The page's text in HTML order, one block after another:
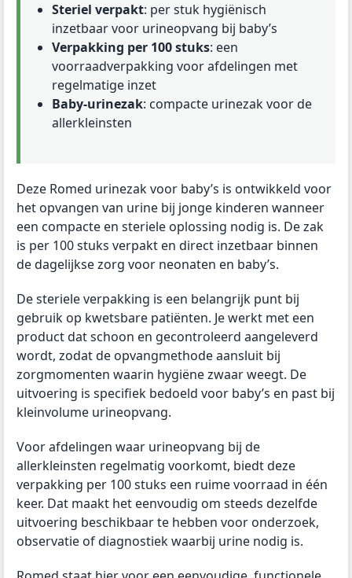
Steriel verpakt: per stuk hygiënisch
inzetbaar voor urineopvang bij baby’s
Verpakking per 100 stuks: een
voorraadverpakking voor afdelingen met
regelmatige inzet
Baby-urinezak: compacte urinezak voor de
allerkleinsten
Deze Romed urinezak voor baby’s is ontwikkeld voor
het opvangen van urine bij jonge kinderen wanneer
een compacte en steriele oplossing nodig is. De zak
is per 100 stuks verpakt en direct inzetbaar binnen
de dagelijkse zorg voor neonaten en baby’s.
De steriele verpakking is een belangrijk punt bij
gebruik op kwetsbare patiënten. Je werkt met een
product dat schoon en gecontroleerd aangeleverd
wordt, zodat de opvangmethode aansluit bij
zorgmomenten waarin hygiëne zwaar weegt. De
uitvoering is specifiek bedoeld voor baby’s en past bij
kleinvolume urineopvang.
Voor afdelingen waar urineopvang bij de
allerkleinsten regelmatig voorkomt, biedt deze
verpakking per 100 stuks een ruime voorraad in één
keer. Dat maakt het eenvoudig om steeds dezelfde
uitvoering beschikbaar te hebben voor onderzoek,
observatie of diagnostiek waarbij urine nodig is.